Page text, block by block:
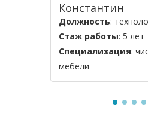
Константин
Должность:
Стаж работы: 5 лет
Специализация:
мебели